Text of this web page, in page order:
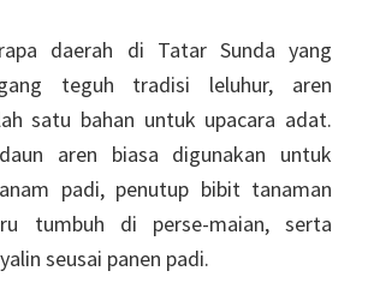
daerah di Tatar Sunda yang
teguh tradisi leluhur, aren
satu bahan untuk upacara adat.
aren biasa digunakan untuk
padi, penutup bibit tanaman
tumbuh di perse-maian, serta
seusai panen padi.